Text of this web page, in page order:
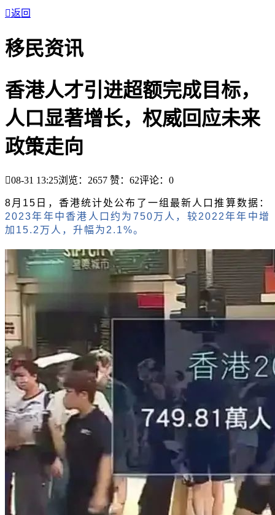
返回
移民资讯
香港人才引进超额完成目标，
人口显著增长，权威回应未来
政策走向
08-31 13:25浏览：2657 赞： 62评论： 0
8月15日，香港统计处公布了一组最新人口推算数据：
2023年年中香港人口约为750万人，较2022年年中增
加15.2万人，升幅为2.1%。